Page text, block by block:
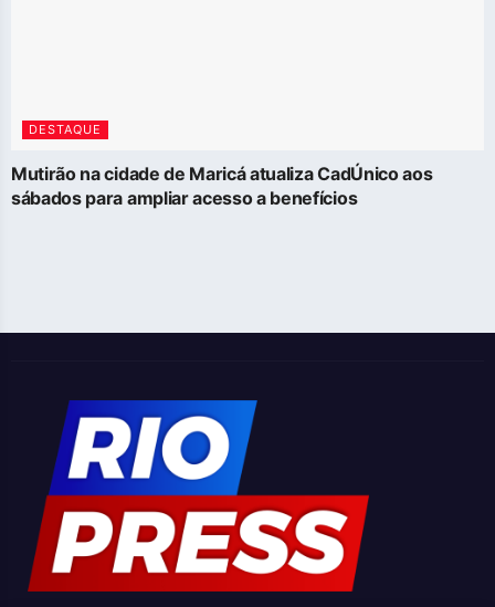
DESTAQUE
Mutirão na cidade de Maricá atualiza CadÚnico aos
sábados para ampliar acesso a benefícios